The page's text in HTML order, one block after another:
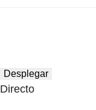
Desplegar
Directo